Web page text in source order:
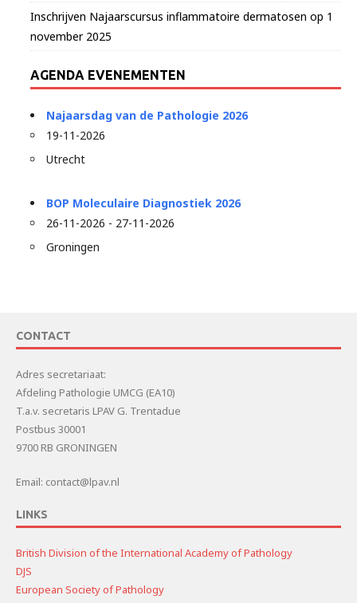
Inschrijven Najaarscursus inflammatoire dermatosen op 1
november 2025
AGENDA EVENEMENTEN
Najaarsdag van de Pathologie 2026
19-11-2026
Utrecht
BOP Moleculaire Diagnostiek 2026
26-11-2026 - 27-11-2026
Groningen
CONTACT
Adres secretariaat:
Afdeling Pathologie UMCG (EA10)
T.a.v. secretaris LPAV G. Trentadue
Postbus 30001
9700 RB GRONINGEN
Email: contact@lpav.nl
LINKS
British Division of the International Academy of Pathology
DJS
European Society of Pathology